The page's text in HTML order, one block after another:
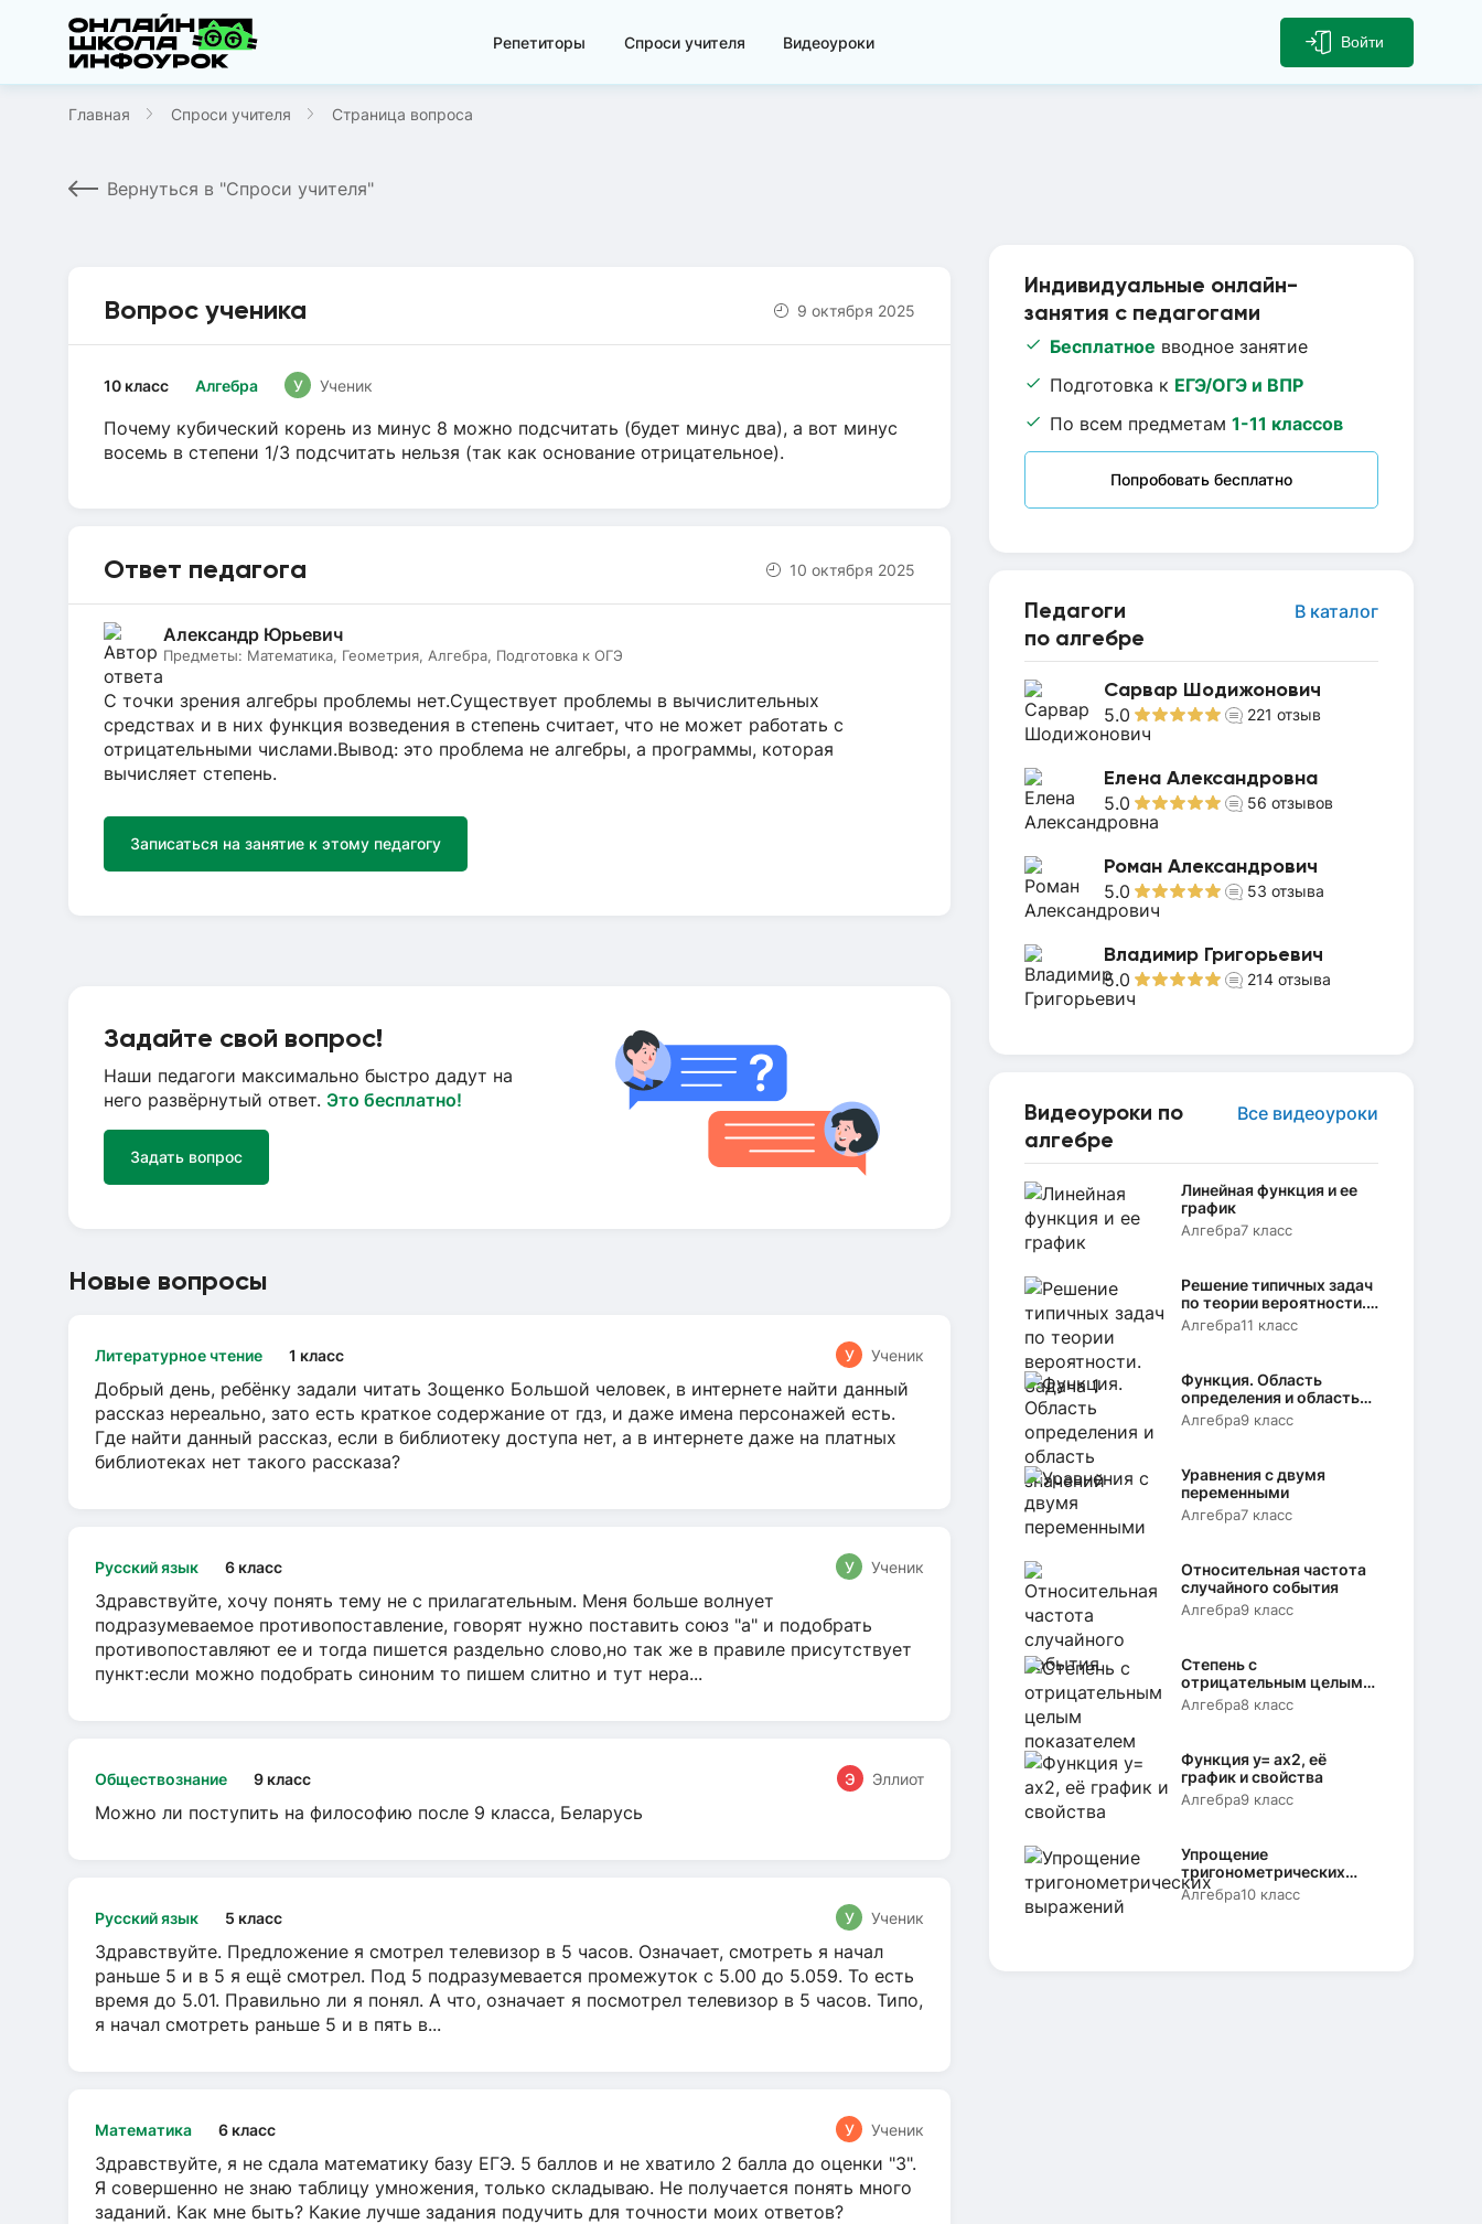
Репетиторы Спроси учителя Видеоуроки Войти
Главная Спроси учителя Страница вопроса
Вернуться в "Спроси учителя"
Индивидуальные онлайн-
занятия с педагогами
Бесплатное вводное занятие
Подготовка к ЕГЭ/ОГЭ и ВПР
По всем предметам 1-11 классов
Попробовать бесплатно
Педагоги
по алгебре
В каталог
Сарвар Шодижонович
5.0 221 отзыв
Елена Александровна
5.0 56 отзывов
Роман Александрович
5.0 53 отзыва
Владимир Григорьевич
5.0 214 отзыва
Видеоуроки по
алгебре
Все видеоуроки
Линейная функция и ее
график
Алгебра7 класс
Решение типичных задач
по теории вероятности.
Задача 1
Алгебра11 класс
Функция. Область
определения и область
значений
Алгебра9 класс
Уравнения с двумя
переменными
Алгебра7 класс
Относительная частота
случайного события
Алгебра9 класс
Степень с
отрицательным целым
показателем
Алгебра8 класс
Функция y= аx2, её
график и свойства
Алгебра9 класс
Упрощение
тригонометрических
выражений
Алгебра10 класс
Вопрос ученика 9 октября 2025
Алгебра
10 класс У Ученик
Почему кубический корень из минус 8 можно подсчитать (будет минус два), а вот минус
восемь в степени 1/3 подсчитать нельзя (так как основание отрицательное).
Ответ педагога 10 октября 2025
Александр Юрьевич
Предметы: Математика, Геометрия, Алгебра, Подготовка к ОГЭ
С точки зрения алгебры проблемы нет.Существует проблемы в вычислительных
средствах и в них функция возведения в степень считает, что не может работать с
отрицательными числами.Вывод: это проблема не алгебры, а программы, которая
вычисляет степень.
Записаться на занятие к этому педагогу
Задайте свой вопрос!
Наши педагоги максимально быстро дадут на
него развёрнутый ответ. Это бесплатно!
Задать вопрос
Новые вопросы
Литературное чтение 1 класс У Ученик
Добрый день, ребёнку задали читать Зощенко Большой человек, в интернете найти данный
рассказ нереально, зато есть краткое содержание от гдз, и даже имена персонажей есть.
Где найти данный рассказ, если в библиотеку доступа нет, а в интернете даже на платных
библиотеках нет такого рассказа?
Русский язык 6 класс У Ученик
Здравствуйте, хочу понять тему не с прилагательным. Меня больше волнует
подразумеваемое противопоставление, говорят нужно поставить союз "а" и подобрать
противопоставляют ее и тогда пишется раздельно слово,но так же в правиле присутствует
пункт:если можно подобрать синоним то пишем слитно и тут нера...
Обществознание 9 класс Э Эллиот
Можно ли поступить на философию после 9 класса, Беларусь
Русский язык 5 класс У Ученик
Здравствуйте. Предложение я смотрел телевизор в 5 часов. Означает, смотреть я начал
раньше 5 и в 5 я ещё смотрел. Под 5 подразумевается промежуток с 5.00 до 5.059. То есть
время до 5.01. Правильно ли я понял. А что, означает я посмотрел телевизор в 5 часов. Типо,
я начал смотреть раньше 5 и в пять в...
Математика 6 класс У Ученик
Здравствуйте, я не сдала математику базу ЕГЭ. 5 баллов и не хватило 2 балла до оценки "3".
Я совершенно не знаю таблицу умножения, только складываю. Не получается понять много
заданий. Как мне быть? Какие лучше задания подучить для точности моих ответов?